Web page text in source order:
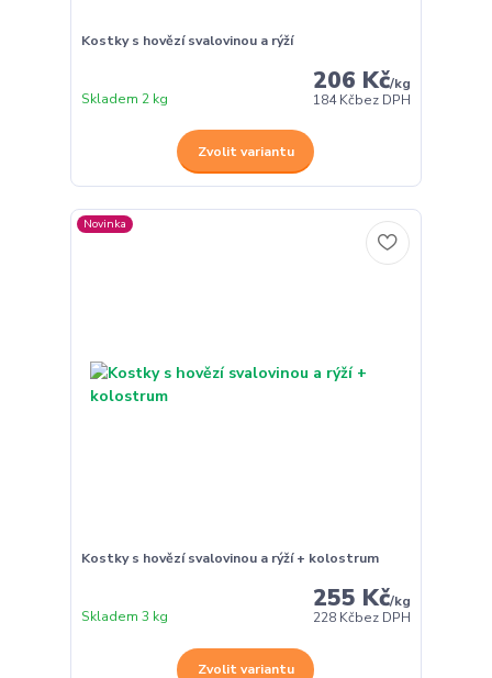
Kostky s hovězí svalovinou a rýží
206 Kč/kg
184 Kčbez DPH
Skladem 2 kg
Zvolit variantu
Novinka
Kostky s hovězí svalovinou a rýží + kolostrum
255 Kč/kg
228 Kčbez DPH
Skladem 3 kg
Zvolit variantu